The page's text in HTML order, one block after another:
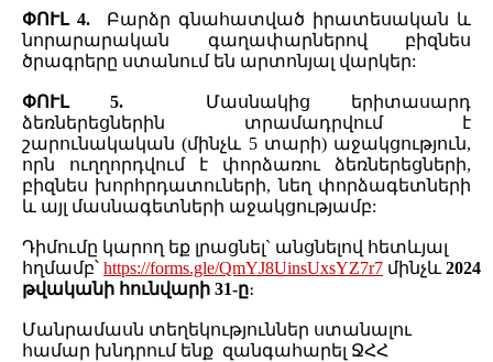
ՓՈՒԼ 4. Բարձր գնահատված իրատեսական և
նորարարական գաղափարներով բիզնես
ծրագրերը ստանում են արտոնյալ վարկեր:
ՓՈՒԼ 5. Մասնակից երիտասարդ
ձեռներեցներին տրամադրվում է
շարունակական (մինչև 5 տարի) աջակցություն,
որն ուղղորդվում է փորձառու ձեռներեցների,
բիզնես խորհրդատուների, նեղ փորձագետների
և այլ մասնագետների աջակցությամբ:
Դիմումը կարող եք լրացնել` անցնելով հետևյալ
հղմամբ՝ https://forms.gle/QmYJ8UinsUxsYZ7r7 մինչև 2024
թվականի հունվարի 31-ը։
Մանրամասն տեղեկություններ ստանալու
համար խնդրում ենք զանգահարել ՋՀՀ